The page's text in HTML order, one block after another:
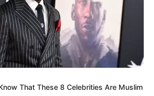
Drink Now Season 2 / 술꾼도시여자들2
That These 8 Celebrities Are Muslim